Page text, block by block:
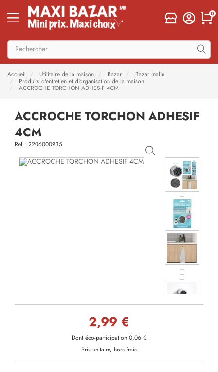
0
Accueil Utilitaire de la maison Bazar
Bazar malin
Produits d'entretien et d'organisation de la maison
ACCROCHE TORCHON ADHESIF 4CM
ACCROCHE TORCHON ADHESIF
4CM
Ref : 2206000935
2,99 €
Dont éco-participation 0,06 €
Prix unitaire, hors frais